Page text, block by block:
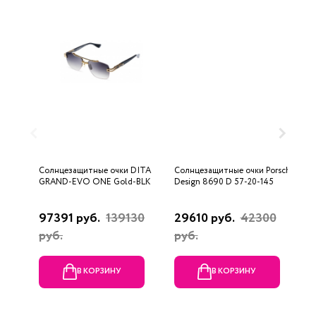
Солнцезащитные очки DITA
GRAND-EVO ONE Gold-BLK
97391 руб. 139130
руб.
В КОРЗИНУ
Солнцезащитные очки Porsche
Design 8690 D 57-20-145
29610 руб. 42300
руб.
В КОРЗИНУ